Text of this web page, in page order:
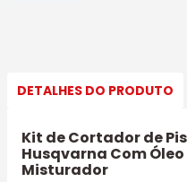
DETALHES DO PRODUTO
Kit de Cortador de
Husqvarna Com
Misturador